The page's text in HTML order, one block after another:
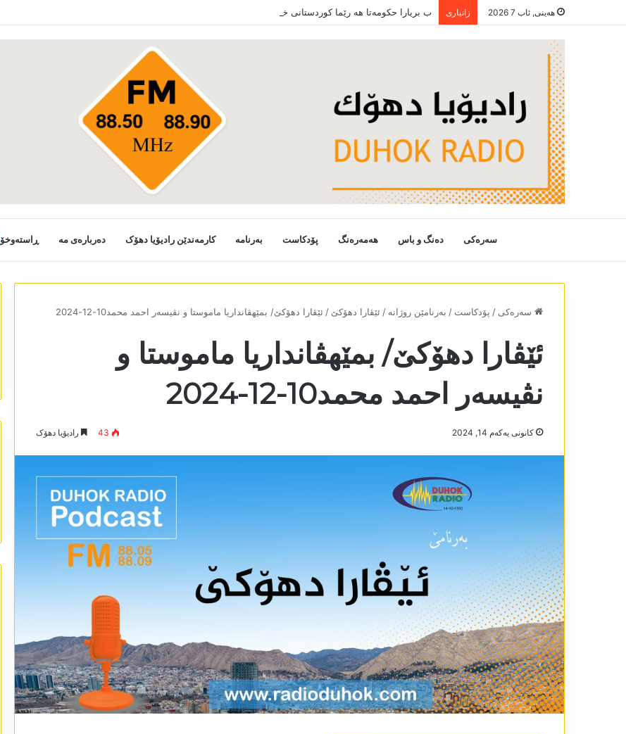
هەینی, ئاب 7 2026 زانیاری ب بریارا حکومەتا ھە رێما کوردستانی خەلکێ گوندێن سەر ب ئێدارا زاخو ڤە دشین سەرەدانا گوندیێن خو بکەن
سەرەکی دەنگ و باس هەمەرەنگ پۆدکاست بەرنامە کارمەندێن رادیۆیا دھۆک دەربارەی مە ڕاستەوخۆ
سەرەکی / پۆدکاست / بەرنامێن روژانە / ئێڤارا دھۆکێ / ئێڤارا دھۆکێ/ بمێھڤانداریا ماموستا و نڤیسەر احمد محمد10-12-2024
ئێڤارا دھۆکێ/ بمێھڤانداریا ماموستا و
نڤیسەر احمد محمد10-12-2024
كانونی یه‌كه‌م 14, 2024 43 رادیۆیا دھۆک